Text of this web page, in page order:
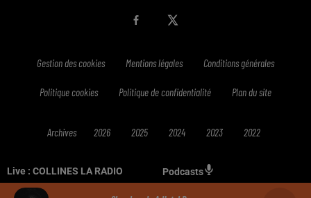
Live : COLLINES LA RADIO Podcasts
Gestion des cookies Mentions légales Conditions générales
Politique cookies Politique de confidentialité Plan du site
Archives 2026 2025 2024 2023 2022